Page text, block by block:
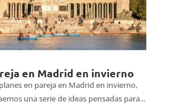
en Madrid en invierno
en pareja en Madrid en invierno,
una serie de ideas pensadas para...